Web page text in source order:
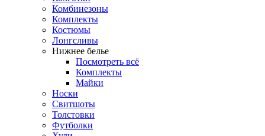
Комбинезоны
Комплекты
Костюмы
Лонгсливы
Нижнее белье
Посмотреть всё
Комплекты
Майки
Носки
Свитшоты
Толстовки
Футболки